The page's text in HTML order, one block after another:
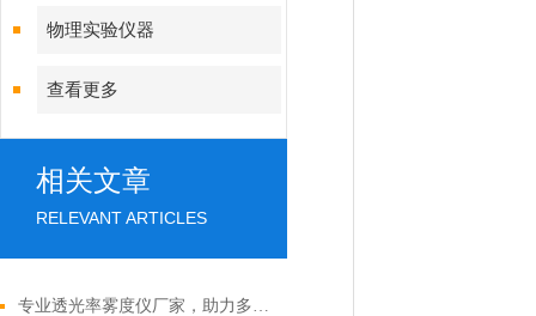
物理实验仪器
查看更多
相关文章
RELEVANT ARTICLES
专业透光率雾度仪厂家，助力多行业光学检测升级